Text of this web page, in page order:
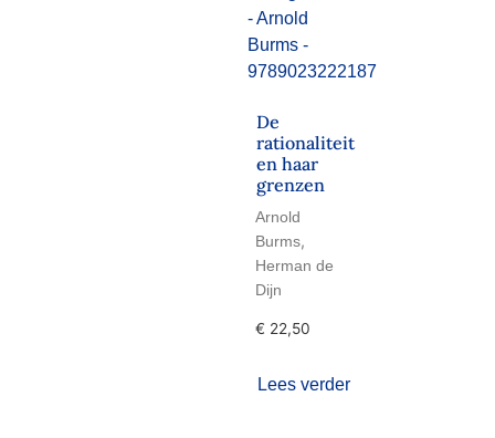
De
rationaliteit
en haar
grenzen
Arnold
Burms,
Herman de
Dijn
€ 22,50
Lees verder